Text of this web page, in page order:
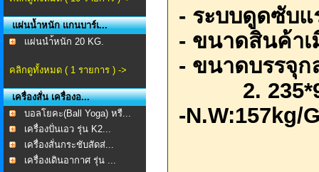
แผ่นน้ำหนัก แกนบาร์เ...
เเผ่นนำ้หนัก 20 KG.
คลิกดูทั้งหมด ( 1 รายการ ) ->
เครื่องสั่น เครื่องอ...
บอลโยคะ(Ball Yoga) หรื...
เครื่องปั่นเอว รุ่น K2...
เครื่องสั่นกระชับสัดส่...
เครื่องเดินอากาศ รุ่น ...
- ระบบดูดซับ
- ขนาดสินค้าเ
- ขนาดบรรจุ
2.
-N.W:157kg/